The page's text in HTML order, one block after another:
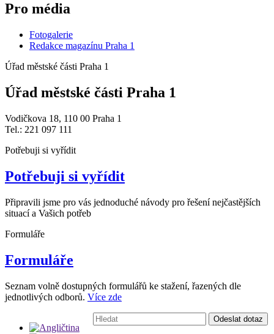
Pro média
Fotogalerie
Redakce magazínu Praha 1
Úřad městské části Praha 1
Úřad městské části Praha 1
Vodičkova 18, 110 00 Praha 1
Tel.: 221 097 111
Potřebuji si vyřídit
Potřebuji si vyřídit
Připravili jsme pro vás jednoduché návody pro řešení nejčastějších
situací a Vašich potřeb
Formuláře
Formuláře
Seznam volně dostupných formulářů ke stažení, řazených dle
jednotlivých odborů. Více zde
Vyhledávání:
Odeslat dotaz